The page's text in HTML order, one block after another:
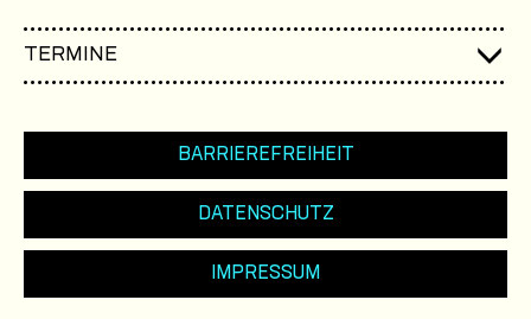
TERMINE
BARRIEREFREIHEIT
DATENSCHUTZ
IMPRESSUM